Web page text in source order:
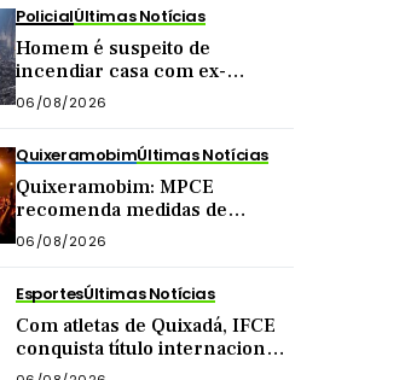
PolicialÚltimas Notícias
Homem é suspeito de
incendiar casa com ex-
companheira e filha
adolescente dentro do imóvel
06/08/2026
QuixeramobimÚltimas Notícias
Quixeramobim: MPCE
recomenda medidas de
segurança para eventos com
público acima de mil pessoas
06/08/2026
EsportesÚltimas Notícias
Com atletas de Quixadá, IFCE
conquista título internacional
de futsal na China